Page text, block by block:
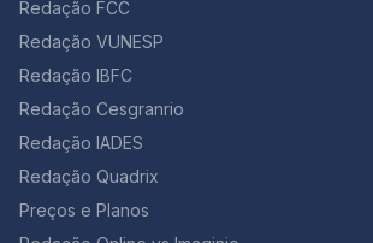
Redação FCC
Redação VUNESP
Redação IBFC
Redação Cesgranrio
Redação IADES
Redação Quadrix
Preços e Planos